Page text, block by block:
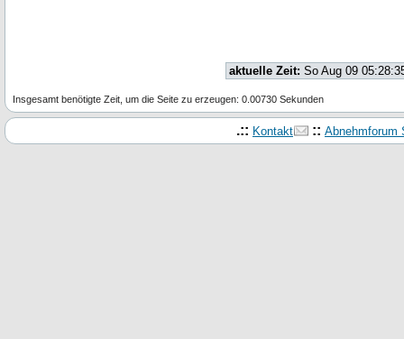
aktuelle Zeit: So Aug 09
Insgesamt benötigte Zeit, um die Seite zu erzeugen: 0.00730 Sekunden
.:: Kontakt :: Abnehmforum